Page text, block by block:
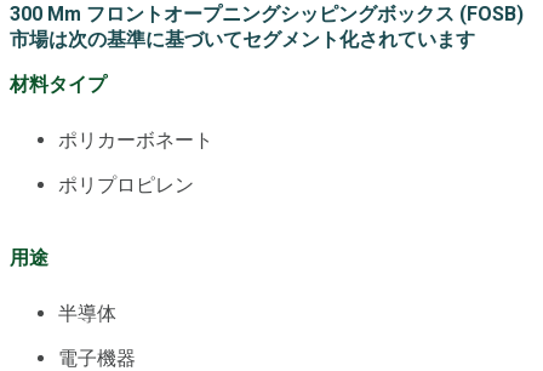
300 Mm フロントオープニングシッピングボックス (FOSB)
市場は次の基準に基づいてセグメント化されています
材料タイプ
ポリカーボネート
ポリプロピレン
用途
半導体
電子機器